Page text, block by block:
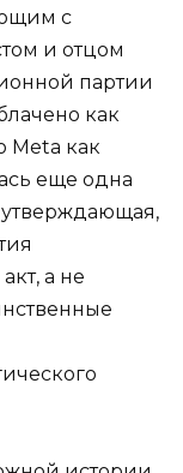
с
и отцом
партии
как
Meta как
еще одна
а не